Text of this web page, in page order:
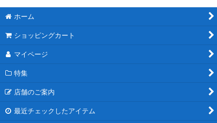
ホーム
ショッピングカート
マイページ
特集
店舗のご案内
最近チェックしたアイテム